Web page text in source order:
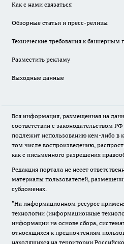
Как с нами связаться
Обзорные статьи и пресс-релизы
Технические требования к баннерным
Разместить рекламу
Выходные данные
Вся информация, размещенная на
соответствии с законодательством
подлежит использованию кем-либо в
том числе воспроизведению,
как с письменного разрешения
Редакция портала не несет
материалы пользователей,
субдоменах.
"На информационном ресурсе
технологии (информационные
информации на основе сбора,
относящихся к предпочтениям
находящихся на территории